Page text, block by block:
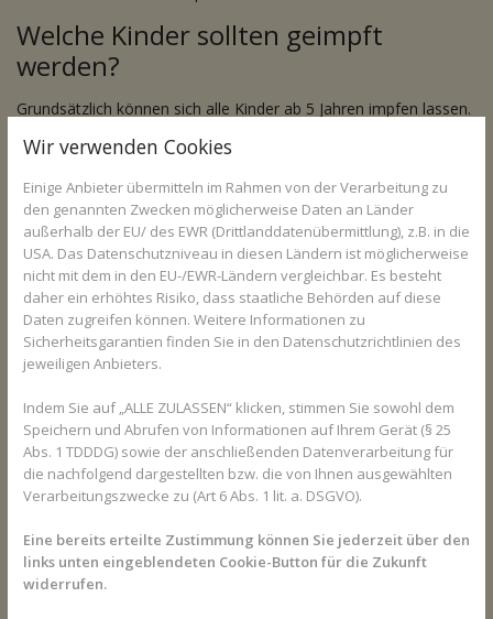
Welche Kinder sollten geimpft
werden?
Grundsätzlich können sich alle Kinder ab 5 Jahren impfen lassen.
und bei denen kein schwerer Verlauf zu erwarten ist, sollten laut
STIKO zur Grundimmunisierung einmalig eine Dosis des
Impfstoffs erhalten. Wenn Kinder allerdings ein erhöhtes Risiko
haben, dass Covid bei ihnen einen schlimmen Verlauf nehmen
könnte, dann sollten sie eine Grundimmunisierung mit zwei
Dosen des für Kinder zugelassenen Impfstoffes erhalten und
sich zusätzlich Boostern lassen. Zusätzlich soll eine zweite
Auffrischung mit einem Mindestabstand von sechs Monaten zu
vorhergehenden Impfung stattfinden. Wenn Kinder im engen
Kontakt mit anderen Personen stehen, die ein erhöhtes Risiko
haben schwer an Covid19 zu erkranken oder die nicht geimpft
werden können, wird ebenfalls zu dieser Variante der
Immunisierung geraten.
Was bedeutet “erhöhtes Risiko”?
Meistens verläuft eine Covid-Erkrankung bei Kindern und
Jugendlichen eher mild, oft sogar ohne Symptome. Bestimmte
Grunderkrankungen erhöhen jedoch sowohl bei Erwachsenen
Wir verwenden Cookies
Einige Anbieter übermitteln im Rahmen von der Verarbeitung zu
den genannten Zwecken möglicherweise Daten an Länder
außerhalb der EU/ des EWR (Drittlanddatenübermittlung), z.B. in die
USA. Das Datenschutzniveau in diesen Ländern ist möglicherweise
nicht mit dem in den EU-/EWR-Ländern vergleichbar. Es besteht
daher ein erhöhtes Risiko, dass staatliche Behörden auf diese
Daten zugreifen können. Weitere Informationen zu
Sicherheitsgarantien finden Sie in den Datenschutzrichtlinien des
jeweiligen Anbieters.
Indem Sie auf „ALLE ZULASSEN“ klicken, stimmen Sie sowohl dem
Speichern und Abrufen von Informationen auf Ihrem Gerät (§ 25
Abs. 1 TDDDG) sowie der anschließenden Datenverarbeitung für
die nachfolgend dargestellten bzw. die von Ihnen ausgewählten
Verarbeitungszwecke zu (Art 6 Abs. 1 lit. a. DSGVO).
Eine bereits erteilte Zustimmung können Sie jederzeit über den
links unten eingeblendeten Cookie-Button für die Zukunft
widerrufen.